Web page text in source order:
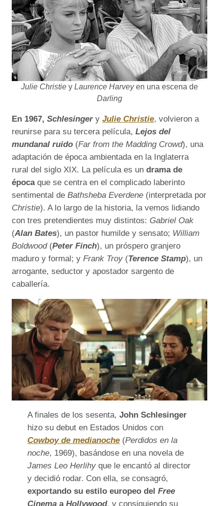
Julie Christie y Laurence Harveyen una escena de
Darling
En 1967, Schlesingery Julie Christie, volvieron a
reunirse para su tercera película, Lejos del
mundanal ruido (Far from the Madding Crowd), una
adaptación de época ambientada en la Inglaterra
rural del siglo XIX. La película es un drama de
épocaque se centra en el complicado laberinto
sentimental de Bathsheba Everdene (interpretada por
Christie). A lo largo de la historia, la vemos lidiando
con tres pretendientes muy distintos: Gabriel Oak
(Alan Bates), un pastor humilde y sensato; William
Boldwood(Peter Finch), un próspero granjero
maduro y formal; y Frank Troy (Terence Stamp), un
arrogante, seductor y apostador sargento de
caballería.
A finales de los sesenta, John Schlesinger
hizo su debut en Estados Unidos con
Cowboy de medianoche (Perdidos en la
noche, 1969), basándose en una novela de
James Leo Herlihy que le encantó al director
y decidió rodar. Con ella, se consagró,
exportando su estilo europeo del Free
Cinema a Hollywood, y consiguiendo su